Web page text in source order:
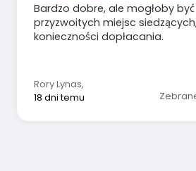
Bardzo dobre, ale mogłoby
przyzwoitych miejsc
konieczności dopłacania.
Rory Lynas,
18 dni temu